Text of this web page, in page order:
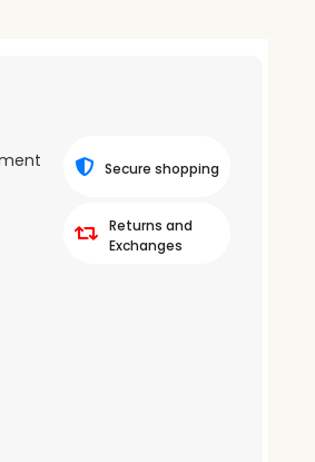
Secure shopping
Returns and
Exchanges